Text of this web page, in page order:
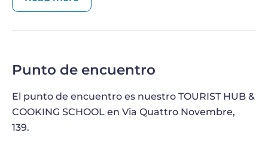
un tour en grupo reducido.
Reúnete con nuestro guíapara acceder al interior
de la arena más antigua, mejor conservada y mas
fotografiada del mundo. Nuestro guía experto en
historia te dará una introducción de la Historia del
Punto de encuentro
El punto de encuentro es nuestro TOURIST HUB &
COOKING SCHOOL en Via Quattro Novembre,
139.